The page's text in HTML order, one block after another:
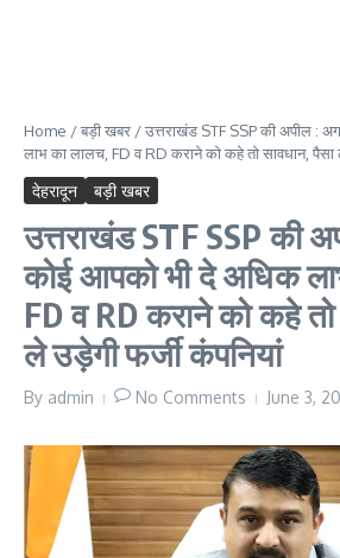
Home /बड़ी खबर /उत्तराखंड STF SSP की अपील :
लाभ का लालच, FD व RD कराने को कहे तो सावधान, पैसा
देहरादून बड़ी खबर
उत्तराखंड STF SSP की
कोई आपको भी दे अधिक
FD व RD कराने को कहे
ले उड़ेगी फर्जी कंपनियां
By admin No Comments June 3,